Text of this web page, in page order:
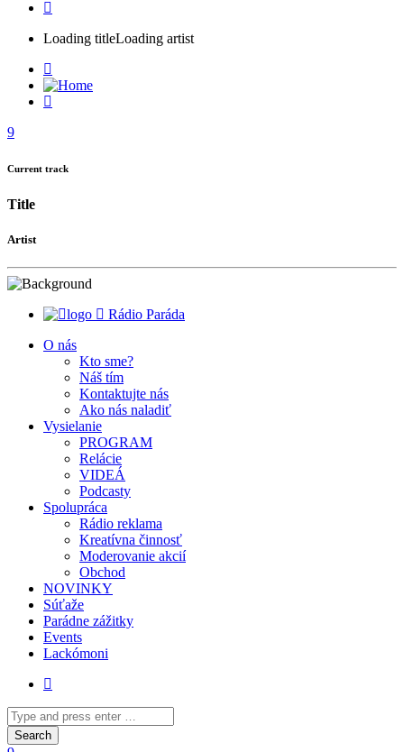
Loading titleLoading artist
Current track
Title
Artist
Rádio Paráda
O nás
Kto sme?
Náš tím
Kontaktujte nás
Ako nás naladiť
Vysielanie
PROGRAM
Relácie
VIDEÁ
Podcasty
Spolupráca
Rádio reklama
Kreatívna činnosť
Moderovanie akcií
Obchod
NOVINKY
Súťaže
Parádne zážitky
Events
Lackómoni